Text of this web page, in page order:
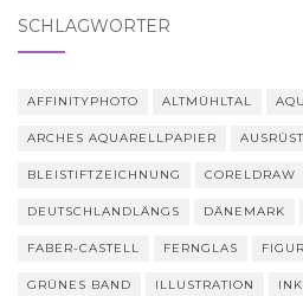
SCHLAGWÖRTER
AFFINITYPHOTO ALTMÜHLTAL
ARCHES AQUARELLPAPIER
BLEISTIFTZEICHNUNG CORELDRAW
DEUTSCHLANDLÄNGS DÄNEMARK
FABER-CASTELL FERNGLAS FIGUR
GRÜNES BAND ILLUSTRATION INK